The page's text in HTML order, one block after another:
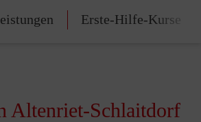
Erste-Hilfe-Kurse
Altenriet-Schlaitdorf